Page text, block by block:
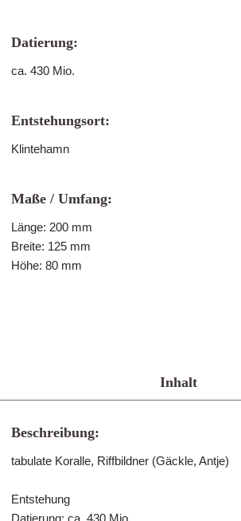
Datierung:
ca. 430 Mio.
Entstehungsort:
Klintehamn
Maße / Umfang:
Länge: 200 mm
Breite: 125 mm
Höhe: 80 mm
Inhalt
Beschreibung:
tabulate Koralle, Riffbildner (Gäckle, Antje)
Entstehung
Datierung: ca. 430 Mio.